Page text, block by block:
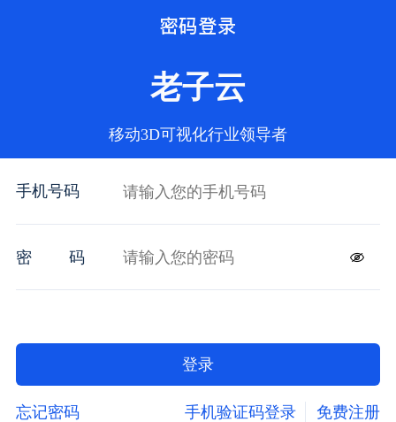
密码登录
老子云
移动3D可视化行业领导者
手机号码
密 码
登录
忘记密码 手机验证码登录 免费注册